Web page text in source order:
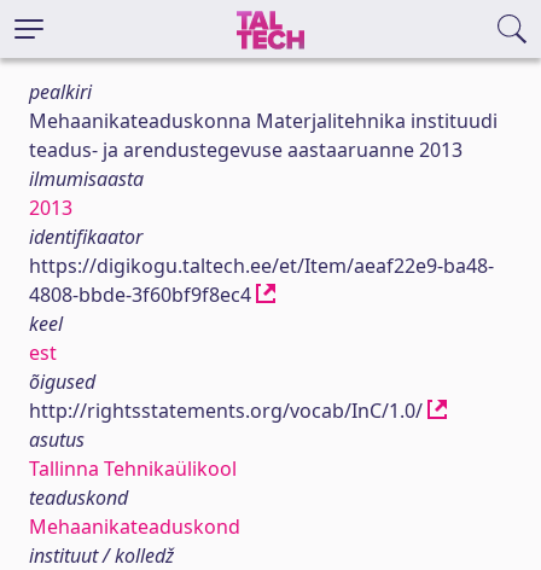
pealkiri
Mehaanikateaduskonna Materjalitehnika instituudi
teadus- ja arendustegevuse aastaaruanne 2013
ilmumisaasta
2013
identifikaator
https://digikogu.taltech.ee/et/Item/aeaf22e9-ba48-
4808-bbde-3f60bf9f8ec4
keel
est
õigused
http://rightsstatements.org/vocab/InC/1.0/
asutus
Tallinna Tehnikaülikool
teaduskond
Mehaanikateaduskond
instituut / kolledž